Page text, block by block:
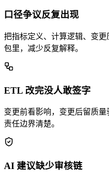
口径争议反复出现
把指标定义、计算逻辑、变
包里，减少反复解释。
ETL 改完没人敢签字
变更前看影响，变更后留质
责任边界清楚。
AI 建议缺少审核链